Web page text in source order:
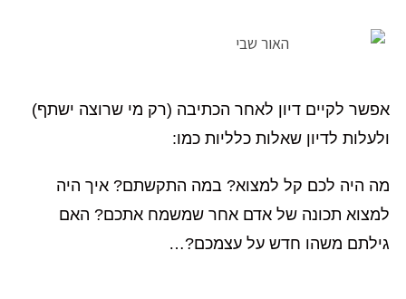
אפשר לקיים דיון לאחר הכתיבה (רק מי שרוצה ישתף)
ולעלות לדיון שאלות כלליות כמו:
מה היה לכם קל למצוא? במה התקשתם? איך היה
למצוא תכונה של אדם אחר שמשמח אתכם? האם
גילתם משהו חדש על עצמכם?…